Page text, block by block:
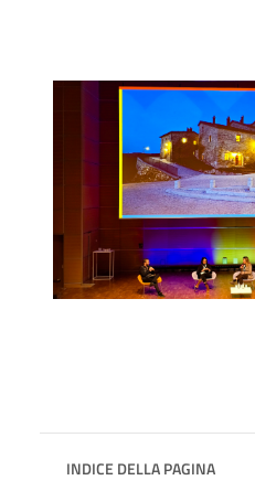
INDICE DELLA PAGINA